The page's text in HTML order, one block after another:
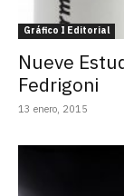
Gráfico I Editorial
Nueve
Fedrigoni
13 enero, 2015